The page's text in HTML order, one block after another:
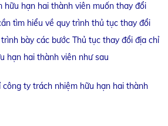
hữu hạn hai thành viên muốn thay đổi
tìm hiểu về quy trình thủ tục thay đổi
bày các bước Thủ tục thay đổi địa chỉ
hạn hai thành viên như sau
ty trách nhiệm hữu hạn hai thành